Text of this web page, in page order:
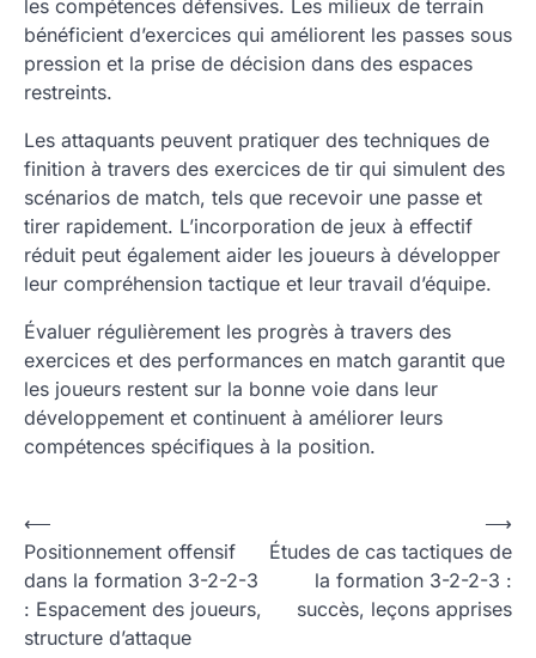
les compétences défensives. Les milieux de terrain
bénéficient d’exercices qui améliorent les passes sous
pression et la prise de décision dans des espaces
restreints.
Les attaquants peuvent pratiquer des techniques de
finition à travers des exercices de tir qui simulent des
scénarios de match, tels que recevoir une passe et
tirer rapidement. L’incorporation de jeux à effectif
réduit peut également aider les joueurs à développer
leur compréhension tactique et leur travail d’équipe.
Évaluer régulièrement les progrès à travers des
exercices et des performances en match garantit que
les joueurs restent sur la bonne voie dans leur
développement et continuent à améliorer leurs
compétences spécifiques à la position.
P
o
s
t
⟵
Positionnement offensif
dans la formation 3-2-2-3
: Espacement des joueurs,
structure d’attaque
Études de cas tactiques de
la formation 3-2-2-3 :
succès, leçons apprises
⟶